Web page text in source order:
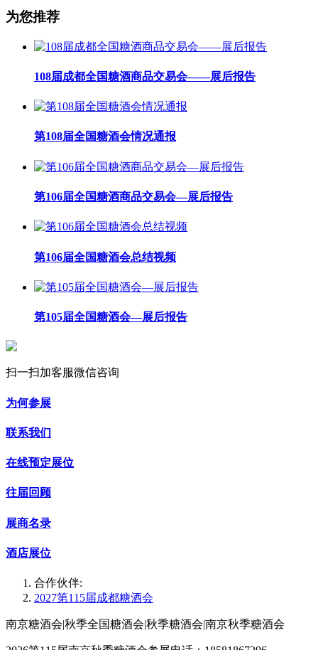
4G120C 清远市永利食品有限公司
4G121C 梓潼县花果山食品有限责任公司
4G130C 浙江省盐业专营有限公司
4G158C 广州市大饭桌食品有限公司
4H087C 润合食品有限公司
4H088C 成都民盛食品有限公司
4H091C 丹东市龙兴食品厂
4H095TA 香誉得食品有限公司
4H095TC 长宁县川中食品有限公司
4H095TD 广州市真味食品有限公司
4H103T-B 宁波佳必可食品有限公司
4H103T-D 荣成市东塘食品有限公司
4H111T 金极河北调味食品有限公司
4H123C 宜宾市长江肉食制品厂
4H124C 四川什邡但氏食品有限责任公司
4H125C 重庆圆君香
4H131C 上海嘉衡生物技术有限公司
4H134C 辽宁中广佳味食品有限公司
4H138C 山西四溢坊醋业有限公司
4H141C 寿光市飞龙食品有限公司
4H145C 沈丘县兴槐清真食品有限公司
4H149C,4H150C 山东望乡食品有限公司
4H153C,4H154C 成都厨巍调味食品有限公司
4H159C 鸡泽县天下红辣椒有限公司
4H165C,4H166C 陈满记(广东)食品有限公司
5G080T 河北诚厚食品有限公司
5G086T 河北思盼食品股份有限公司
5G089T 四川功夫熊猫餐饮管理有限公司
5G093T 峨眉山市中王食品厂
5G097T 成都市山妹子蜂业有限公司
5G098T 北京竞裕府食品有限公司
5H088-1C 东莞市尚味食品有限公司
5H088-3C 江门市蓬江区弘威粮食加工厂
5H088-3C 云南山珍堂食品有限公司
5H091T 北海市双角兽食品有限公司
5H092T 山东食圣酿造食品有限公司
5H096T-1 早康枸杞股份有限公司
5H096T-2 浙江谦加食品有限公司
5H099T-2 四川翔林食品有限责任公司
5H100T-3 上海贺寿食品有限公司
5H101C 山东景泰宏食品有限公司
5H106C 昆明脑友食品有限公司
5H113C 四川众联南北食品有限公司
5H114C 廊坊市慕鸣食品有限公司
5H118C 宁夏中宁枸杞产业发展股份有限公司
5H125C 南阳市南峰调味品有限公司
5H126C 河北华裕永诚食品有限公司
5H129C 青岛红星化工集团天然色素有限公司
6D029T 浙江嘉善黄酒股份有限公司
6D033T-1 乐陵市会展服务中心
6D033T-2 乐陵市鲁川辣椒调味品有限公司
6D033T-3 山东希望食品股份有限公司
6D033T-4 乐陵市德润健康食品有限公司
6D033T-6 山东富洲食品有限公司
6D033T-7 山东崔禧记食品有限公司
6D034T-1 乐陵市亨利调味食品有限公司
6D034T-3 德州燕陵生物科技有限公司
6D034T-5 乐陵市春颐坊食品有限公司
6D034T-7 乐陵市厨满香调味食品有限公司
6D036T 山东金胜粮油食品有限公司
6D041T,6D042T 安琪酵母股份有限公司
6D046T 瑞福油脂股份有限公司
6D049T 四川天厨食品有限公司
6E039T 四川森态源生物科技有限公司
6E039T-2 新疆阳光食品有限责任公司
6E040T 安徽省乐滋科技有限公司
6E043T 河北清悟源食品有限公司
6E047T 重庆周君记火锅食品有限公司
6E051T 玉田县自豪食品有限公司
6E052T-A 孝感市正团麻糖食品有限责任公司
6E053T 云南东方红生物科技有限公司
6E054T 青岛吴昊植物油有限公司
6E057T,6E058T,6E058T 成都市味百度食品有限公司
为您推荐
108届成都全国糖酒商品交易会——展后报告
第108届全国糖酒会情况通报
第106届全国糖酒商品交易会—展后报告
第106届全国糖酒会总结视频
第105届全国糖酒会—展后报告
扫一扫加客服微信咨询
为何参展
联系我们
在线预定展位
往届回顾
展商名录
酒店展位
合作伙伴:
2027第115届成都糖酒会
南京糖酒会|秋季全国糖酒会|秋季糖酒会|南京秋季糖酒会